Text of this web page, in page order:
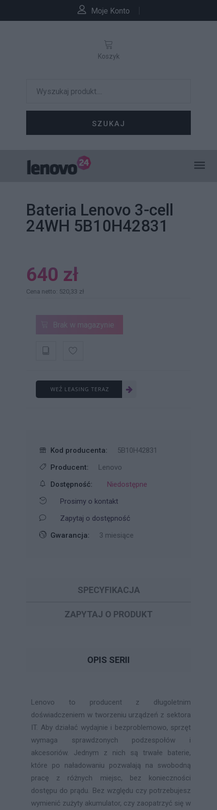
Moje Konto
SZUKAJ
Koszyk
Bateria Lenovo 3-cell
24WH 5B10H42831
640 zł
Cena netto: 520,33 zł
Brak w magazynie
WEŹ LEASING TERAZ
Kod producenta:
5B10H42831
Producent:
Lenovo
Dostępność:
Niedostępne
Prosimy o kontakt
Zapytaj o dostępność
Gwarancja:
3 miesiące
SPECYFIKACJA
ZAPYTAJ O PRODUKT
OPIS SERII
Lenovo to producent z długoletnim
doświadczeniem w tworzeniu urządzeń z sektora
IT. Aby działać wydajnie i bezproblemowo, sprzęt
wymaga sprawdzonych podzespołów i
akcesoriów. Jednym z nich są trwałe baterie,
które po naładowaniu pozwalają na swobodną
pracę z różnych miejsc, bez konieczności
dostępu do prądu. Bez względu czy potrzebujesz
wymienić zużyty akumulator, czy zaopatrzyć się w